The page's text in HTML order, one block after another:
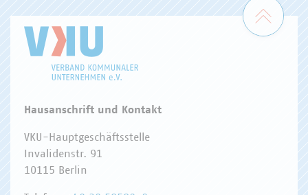
Zum
Hausanschrift und Kontakt
VKU-Hauptgeschäftsstelle
Invalidenstr. 91
10115 Berlin